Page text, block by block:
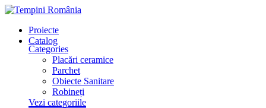
Proiecte
Catalog
Categories
Placări ceramice
Parchet
Obiecte Sanitare
Robineți
Vezi categoriile